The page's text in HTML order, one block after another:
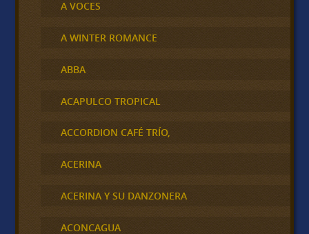
A VOCES
A WINTER ROMANCE
ABBA
ACAPULCO TROPICAL
ACCORDION CAFÉ TRÍO,
ACERINA
ACERINA Y SU DANZONERA
ACONCAGUA